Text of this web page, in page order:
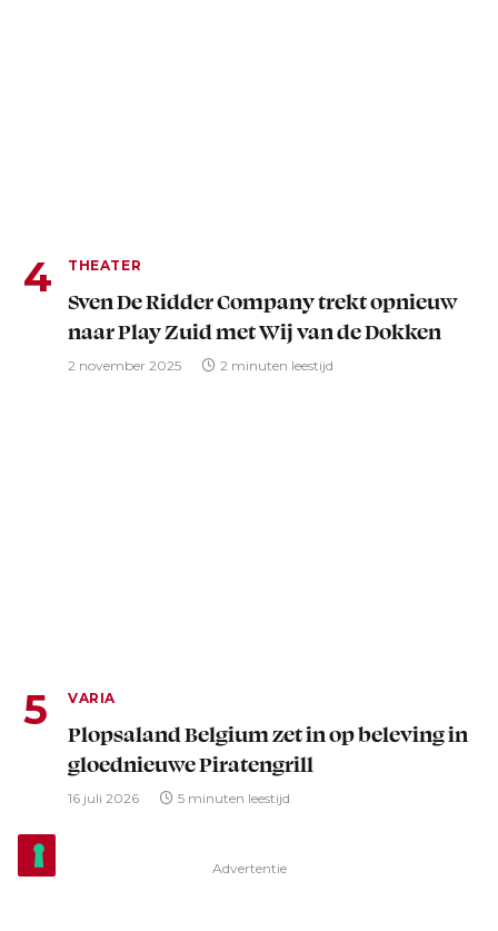
THEATER
Sven De Ridder Company trekt opnieuw
naar Play Zuid met Wij van de Dokken
2 november 2025 2 minuten leestijd
VARIA
Plopsaland Belgium zet in op beleving in
gloednieuwe Piratengrill
16 juli 2026 5 minuten leestijd
Advertentie